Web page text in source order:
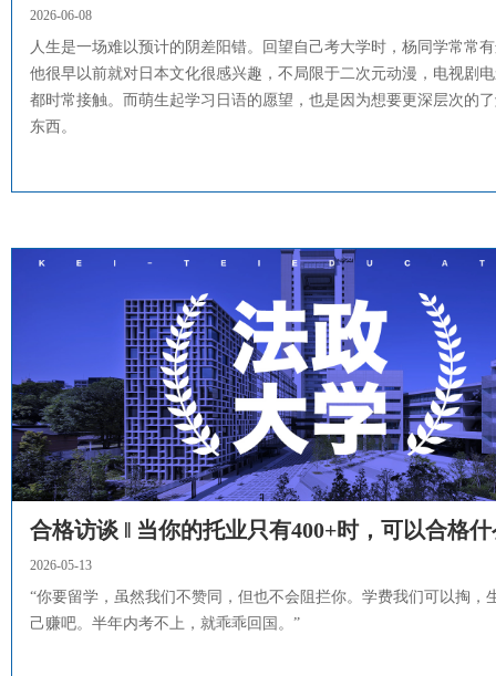
2026-06-08
人生是一场难以预计的阴差阳错。回望自己考大学时，杨同学常常
他很早以前就对日本文化很感兴趣，不局限于二次元动漫，电视剧
都时常接触。而萌生起学习日语的愿望，也是因为想要更深层次的
东西。
合格访谈 ‖ 当你的托业只有400+时，可以合格
2026-05-13
“你要留学，虽然我们不赞同，但也不会阻拦你。学费我们可以掏，
己赚吧。半年内考不上，就乖乖回国。”